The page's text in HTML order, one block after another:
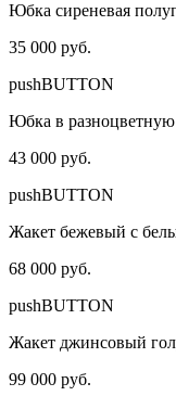
Юбка сиреневая
35 000 руб.
pushBUTTON
Юбка в разноцветную
43 000 руб.
pushBUTTON
Жакет бежевый с
68 000 руб.
pushBUTTON
Жакет джинсовый
99 000 руб.